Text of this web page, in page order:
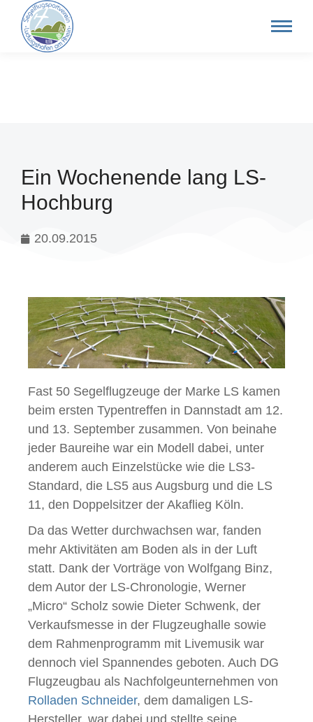
Ein Wochenende lang LS-
Hochburg
20.09.2015
Fast 50 Segelflugzeuge der Marke LS kamen
beim ersten Typentreffen in Dannstadt am 12.
und 13. September zusammen. Von beinahe
jeder Baureihe war ein Modell dabei, unter
anderem auch Einzelstücke wie die LS3-
Standard, die LS5 aus Augsburg und die LS
11, den Doppelsitzer der Akaflieg Köln.
Da das Wetter durchwachsen war, fanden
mehr Aktivitäten am Boden als in der Luft
statt. Dank der Vorträge von Wolfgang Binz,
dem Autor der LS-Chronologie, Werner
„Micro“ Scholz sowie Dieter Schwenk, der
Verkaufsmesse in der Flugzeughalle sowie
dem Rahmenprogramm mit Livemusik war
dennoch viel Spannendes geboten. Auch DG
Flugzeugbau als Nachfolgeunternehmen von
Rolladen Schneider, dem damaligen LS-